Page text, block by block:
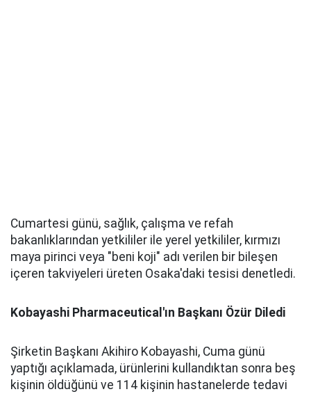
Cumartesi günü, sağlık, çalışma ve refah
bakanlıklarından yetkililer ile yerel yetkililer, kırmızı
maya pirinci veya "beni koji" adı verilen bir bileşen
içeren takviyeleri üreten Osaka'daki tesisi denetledi.
Kobayashi Pharmaceutical'ın Başkanı Özür Diledi
Şirketin Başkanı Akihiro Kobayashi, Cuma günü
yaptığı açıklamada, ürünlerini kullandıktan sonra beş
kişinin öldüğünü ve 114 kişinin hastanelerde tedavi